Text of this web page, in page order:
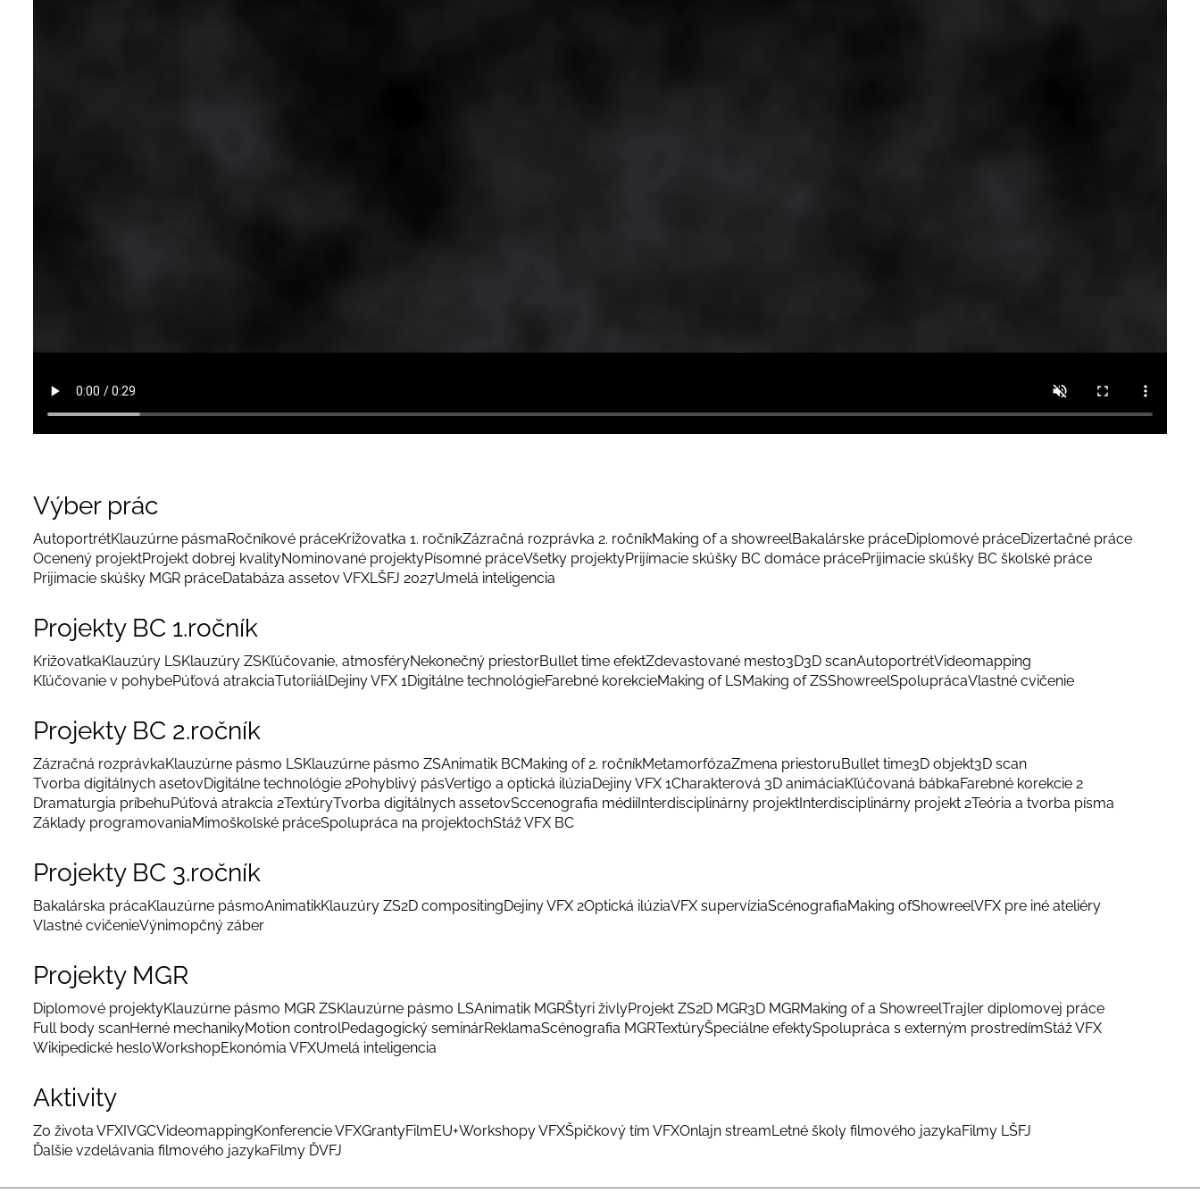
Výber prác
AutoportrétKlauzúrne pásmaRočníkové práceKrižovatka 1. ročníkZázračná rozprávka 2. ročníkMaking of a showreelBakalárske práceDiplomové práceDizertačné práce
Ocenený projektProjekt dobrej kvalityNominované projektyPísomné práceVšetky projektyPrijímacie skúšky BC domáce prácePrijimacie skúšky BC školské práce
Prijimacie skúšky MGR práceDatabáza assetov VFXLŠFJ 2027Umelá inteligencia
Projekty BC 1.ročník
KrižovatkaKlauzúry LSKlauzúry ZSKľúčovanie, atmosféryNekonečný priestorBullet time efektZdevastované mesto3D3D scanAutoportrétVideomapping
Kľúčovanie v pohybePúťová atrakciaTutoriiálDejiny VFX 1Digitálne technológieFarebné korekcieMaking of LSMaking of ZSShowreelSpoluprácaVlastné cvičenie
Projekty BC 2.ročník
Zázračná rozprávkaKlauzúrne pásmo LSKlauzúrne pásmo ZSAnimatik BCMaking of 2. ročníkMetamorfózaZmena priestoruBullet time3D objekt3D scan
Tvorba digitálnych asetovDigitálne technológie 2Pohyblivý pásVertigo a optická ilúziaDejiny VFX 1Charakterová 3D animáciaKľúčovaná bábkaFarebné korekcie 2
Dramaturgia príbehuPúťová atrakcia 2TextúryTvorba digitálnych assetovSccenografia médiíInterdisciplinárny projekt Interdisciplinárny projekt 2Teória a tvorba písma
Základy programovaniaMimoškolské práceSpolupráca na projektochStáž VFX BC
Projekty BC 3.ročník
Bakalárska prácaKlauzúrne pásmoAnimatikKlauzúry ZS2D compositingDejiny VFX 2Optická ilúziaVFX supervíziaScénografiaMaking ofShowreelVFX pre iné ateliéry
Vlastné cvičenieVýnimopčný záber
Projekty MGR
Diplomové projektyKlauzúrne pásmo MGR ZSKlauzúrne pásmo LSAnimatik MGRŠtyri živlyProjekt ZS2D MGR3D MGRMaking of a ShowreelTrajler diplomovej práce
Full body scanHerné mechanikyMotion controlPedagogický seminárReklamaScénografia MGRTextúryŠpeciálne efektySpolupráca s externým prostredímStáž VFX
Wikipedické hesloWorkshopEkonómia VFXUmelá inteligencia
Aktivity
Zo života VFX IVGCVideomappingKonferencie VFXGrantyFilmEU+Workshopy VFXŠpičkový tím VFXOnlajn streamLetné školy filmového jazykaFilmy LŠFJ
Ďalšie vzdelávania filmového jazykaFilmy ĎVFJ